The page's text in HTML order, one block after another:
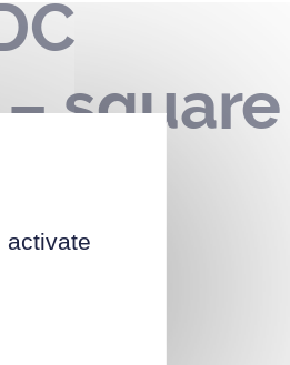
square
activate